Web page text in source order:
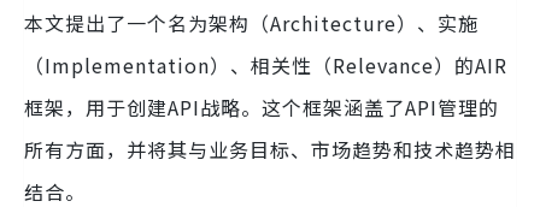
本文提出了一个名为架构（Architecture）、实施
（Implementation）、相关性（Relevance）的AIR
框架，用于创建API战略。这个框架涵盖了API管理的
所有方面，并将其与业务目标、市场趋势和技术趋势相
结合。